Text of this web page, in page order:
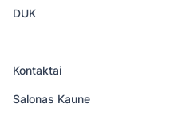
Lininių
Lininės užuolaidos
išliktų estetiškos ir
temperatūroje, naudojant
DUK
Kontaktai
Salonas Kaune